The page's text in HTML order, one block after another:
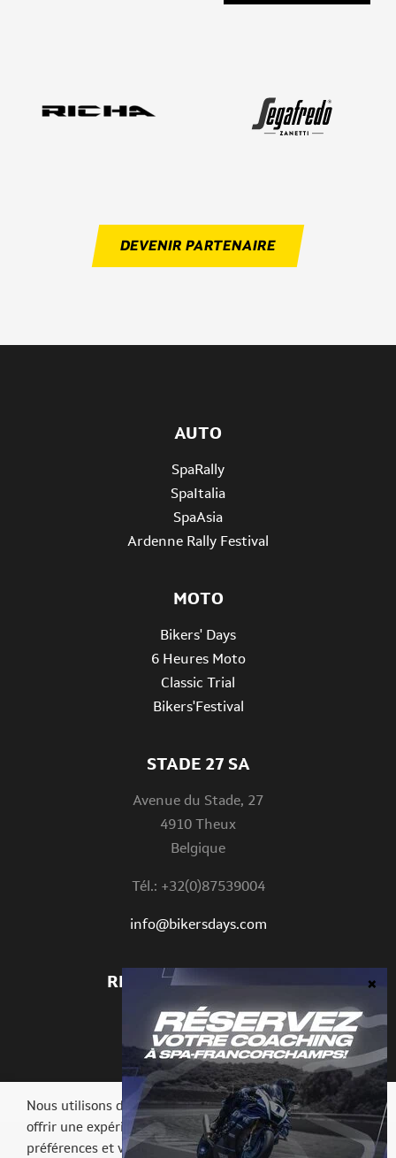
DEVENIR PARTENAIRE
STADE 27 SA
Avenue du Stade, 27
4910 Theux
Belgique
Tél.: +32(0)87539004
info@bikersdays.com
AUTO
SpaRally
SpaItalia
SpaAsia
Ardenne Rally Festival
MOTO
Bikers' Days
6 Heures Moto
Classic Trial
Bikers'Festival
RESTONS CONNECTÉS
Nous utilisons des cookies sur notre site web pour vous
offrir une expérience plus pertinente en mémorisant vos
préférences et vos visites répétées. En cliquant sur